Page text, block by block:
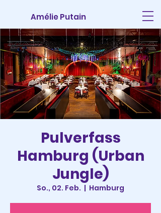
Amélie Putain
Pulverfass
Hamburg (Urban
Jungle)
So., 02. Feb.
  |
Hamburg